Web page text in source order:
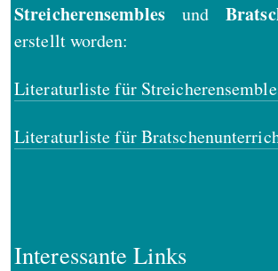
Streicherensemblesund
erstellt worden:
Literaturliste für
Literaturliste für
Interessante Links